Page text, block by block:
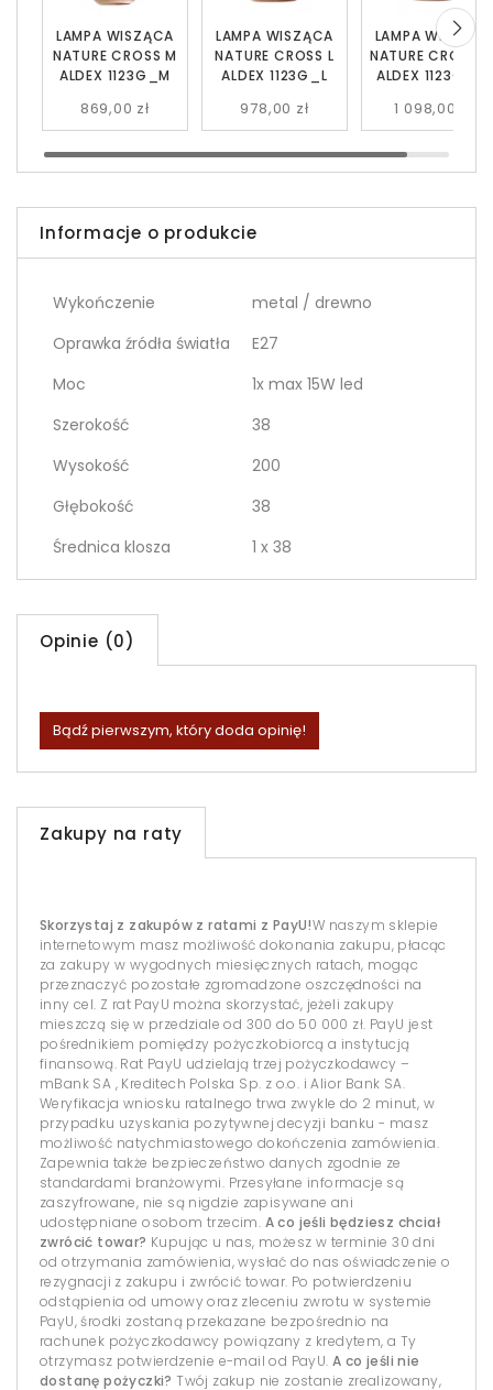
LAMPA WISZĄCA
NATURE CROSS L
ALDEX 1123G_L
978,00 zł
LAMPA WISZĄCA
NATURE CROSS M
ALDEX 1123G_M
869,00 zł
LAMPA WISZĄCA
NATURE CROSS
ALDEX 1123G_XL
1 098,00 zł
Informacje o produkcie
Wykończenie
metal / drewno
Oprawka źródła światła
E27
Moc
1x max 15W led
Szerokość
38
Wysokość
200
Głębokość
38
Średnica klosza
1 x 38
Opinie (0)
Bądź pierwszym, który doda opinię!
Zakupy na raty
Skorzystaj z zakupów z ratami z PayU!W naszym sklepie
internetowym masz możliwość dokonania zakupu, płacąc
za zakupy w wygodnych miesięcznych ratach, mogąc
przeznaczyć pozostałe zgromadzone oszczędności na
inny cel. Z rat PayU można skorzystać, jeżeli zakupy
mieszczą się w przedziale od 300 do 50 000 zł. PayU jest
pośrednikiem pomiędzy pożyczkobiorcą a instytucją
finansową. Rat PayU udzielają trzej pożyczkodawcy –
mBank SA , Kreditech Polska Sp. z o.o. i Alior Bank SA.
Weryfikacja wniosku ratalnego trwa zwykle do 2 minut, w
przypadku uzyskania pozytywnej decyzji banku - masz
możliwość natychmiastowego dokończenia zamówienia.
Zapewnia także bezpieczeństwo danych zgodnie ze
standardami branżowymi. Przesyłane informacje są
zaszyfrowane, nie są nigdzie zapisywane ani
udostępniane osobom trzecim. A co jeśli będziesz chciał
zwrócić towar? Kupując u nas, możesz w terminie 30 dni
od otrzymania zamówienia, wysłać do nas oświadczenie o
rezygnacji z zakupu i zwrócić towar. Po potwierdzeniu
odstąpienia od umowy oraz zleceniu zwrotu w systemie
PayU, środki zostaną przekazane bezpośrednio na
rachunek pożyczkodawcy powiązany z kredytem, a Ty
otrzymasz potwierdzenie e-mail od PayU. A co jeśli nie
dostanę pożyczki? Twój zakup nie zostanie zrealizowany,